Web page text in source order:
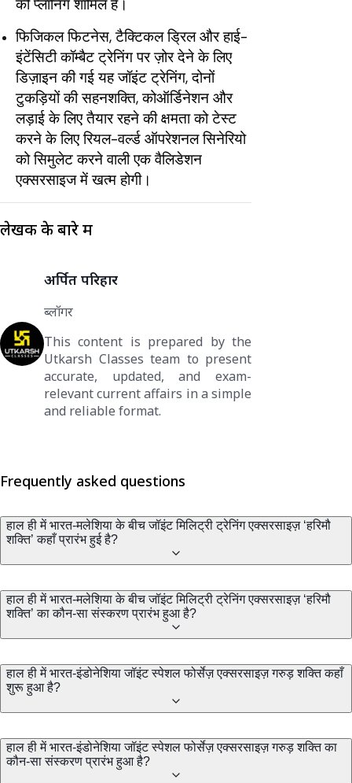
की प्लानिंग शामिल है।
फिजिकल फिटनेस, टैक्टिकल ड्रिल और हाई-
इंटेंसिटी कॉम्बैट ट्रेनिंग पर ज़ोर देने के लिए
डिज़ाइन की गई यह जॉइंट ट्रेनिंग, दोनों
टुकड़ियों की सहनशक्ति, कोऑर्डिनेशन और
लड़ाई के लिए तैयार रहने की क्षमता को टेस्ट
करने के लिए रियल-वर्ल्ड ऑपरेशनल सिनेरियो
को सिमुलेट करने वाली एक वैलिडेशन
एक्सरसाइज में खत्म होगी।
लेखक के बारे में
अर्पित परिहार
ब्लॉगर
This content is prepared by the
Utkarsh Classes team to present
accurate, updated, and exam-
relevant current affairs in a simple
and reliable format.
Frequently asked questions
हाल ही में भारत-मलेशिया के बीच जॉइंट मिलिट्री ट्रेनिंग एक्सरसाइज़ ‘हरिमौ
शक्ति’ कहाँ प्रारंभ हुई है?
हाल ही में भारत-मलेशिया के बीच जॉइंट मिलिट्री ट्रेनिंग एक्सरसाइज़ ‘हरिमौ
शक्ति’ का कौन-सा संस्करण प्रारंभ हुआ है?
हाल ही में भारत-इंडोनेशिया जॉइंट स्पेशल फोर्सेज़ एक्सरसाइज़ गरुड़ शक्ति कहाँ
शुरू हुआ है?
हाल ही में भारत-इंडोनेशिया जॉइंट स्पेशल फोर्सेज़ एक्सरसाइज़ गरुड़ शक्ति का
कौन-सा संस्करण प्रारंभ हुआ है?